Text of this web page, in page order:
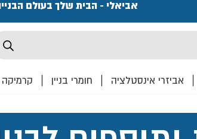
אביאלי - הבית שלך בעולם
אביזרי אינסטלציה חומרי בניין קרמיקה